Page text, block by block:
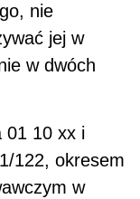
nie
jej w
w dwóch
01 10 xx i
122, okresem
w